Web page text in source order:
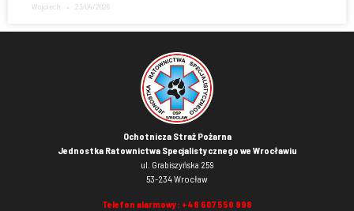
Wojciech 23/04/2026
Ochotnicza Straż Pożarna
Jednostka Ratownictwa Specjalistycznego we Wrocławiu
ul. Grabiszyńska 259
53-234 Wrocław
Telefon alarmowy: +48 607 550 998